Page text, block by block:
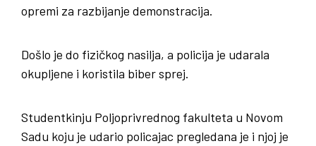
opremi za razbijanje demonstracija.
Došlo je do fizičkog nasilja, a policija je udarala
okupljene i koristila biber sprej.
Studentkinju Poljoprivrednog fakulteta u Novom
Sadu koju je udario policajac pregledana je i njoj je